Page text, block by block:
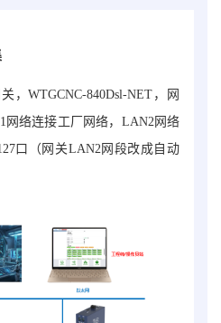
，WTGCNC-840Dsl-NET ，网
网络连接工厂网络，LAN2网络
口（网关LAN2网段改成自动